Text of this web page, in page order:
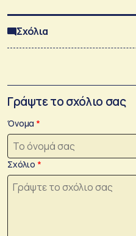
Σχόλια
Γράψτε το σχόλιο σας
Όνομα
Σχόλιο